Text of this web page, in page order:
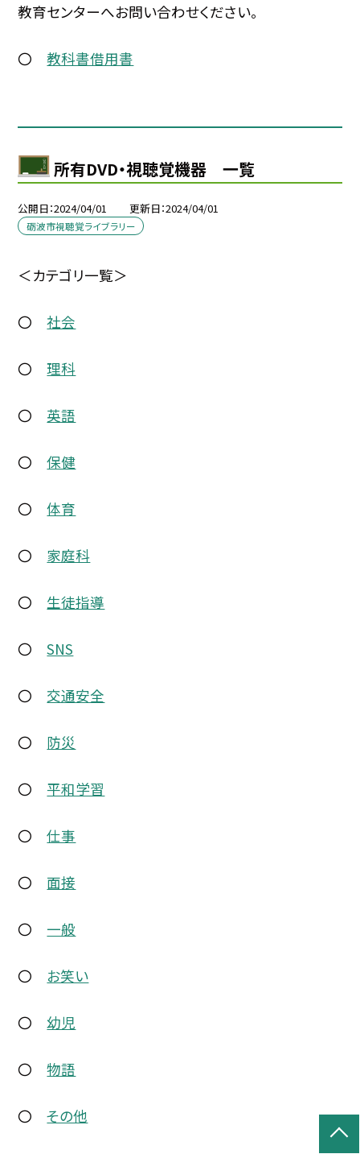
教育センターへお問い合わせください。
〇教科書借用書
所有DVD・視聴覚機器 一覧
公開日 2024/04/01 更新日 2024/04/01
砺波市視聴覚ライブラリー
＜カテゴリ一覧＞
〇社会
〇理科
〇 英語
〇保健
〇体育
〇 家庭科
〇生徒指導
〇SNS
〇 交通安全
〇 防災
〇平和学習
〇仕事
〇 面接
〇 一般
〇 お笑い
〇幼児
〇物語
〇その他